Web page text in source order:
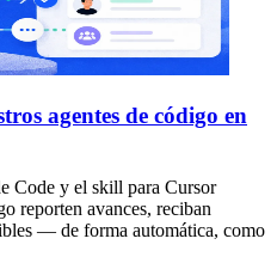
agentes de código en
Code y el skill para Cursor
reporten avances, reciban
— de forma automática, como